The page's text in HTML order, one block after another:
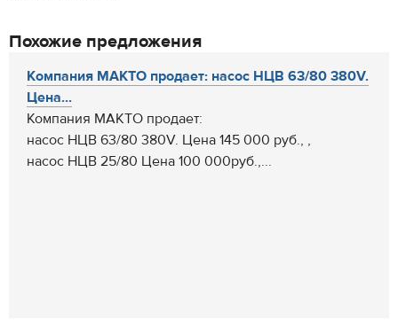
Похожие предложения
Компания МАКТО продает: насос НЦВ 63/80 380V.
Цена...
Компания МАКТО продает:
насос НЦВ 63/80 380V. Цена 145 000 руб., ,
насос НЦВ 25/80 Цена 100 000руб.,...